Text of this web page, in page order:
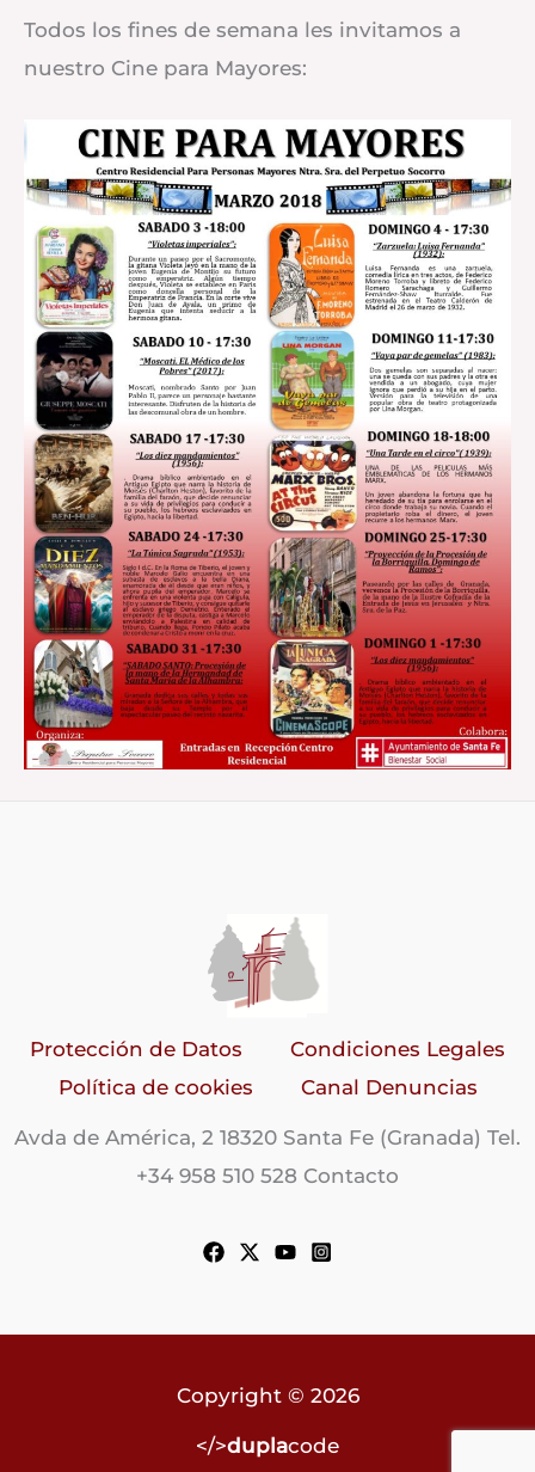
Todos los fines de semana les invitamos a
nuestro Cine para Mayores:
Protección de Datos
Condiciones Legales
Política de cookies
Canal Denuncias
Avda de América, 2 18320 Santa Fe (Granada) Tel.
+34 958 510 528 Contacto
Copyright © 2026
</>duplacode